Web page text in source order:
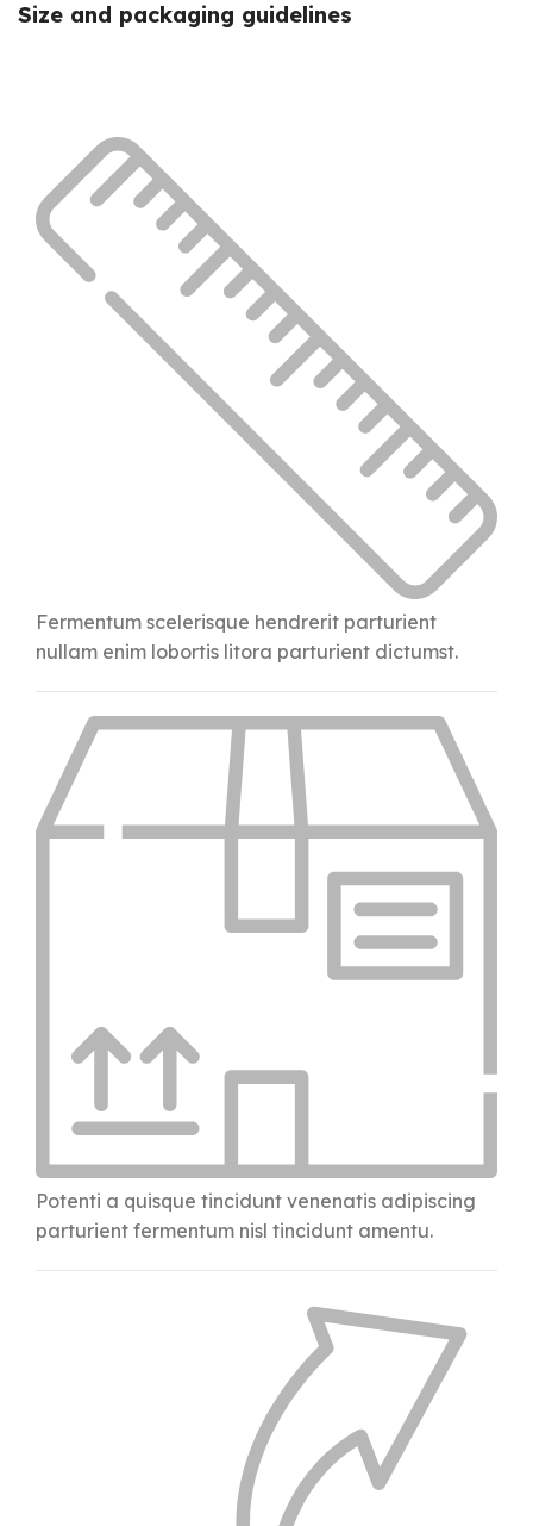
Size and packaging guidelines
Fermentum scelerisque hendrerit parturient
nullam enim lobortis litora parturient dictumst.
Potenti a quisque tincidunt venenatis adipiscing
parturient fermentum nisl tincidunt amentu.